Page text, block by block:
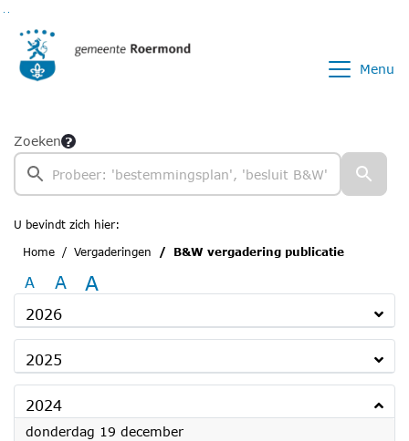
Menu
Zoeken
U bevindt zich hier:
Home
Vergaderingen B&W vergadering publicatie
A A A
2026
2025
2024
donderdag 19 december2024